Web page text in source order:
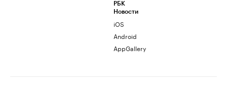
РБК
Новости
iOS
Android
AppGallery